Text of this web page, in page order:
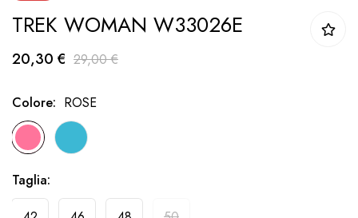
della
di
TREK WOMAN W33026E
20,30 € 29,00 €
Colore ROSE
Taglia